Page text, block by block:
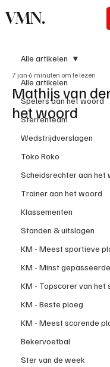
VMN.
Alle artikelen
Spelers aan het woord
Sterrenteam
Wedstrijdverslagen
Toko Roko
Scheidsrechter aan het
Trainer aan het woord
Klassementen
Standen & uitslagen
KM - Meest sportieve
KM - Minst
KM - Topscorer van het
KM - Beste ploeg
KM - Meest scorende
Bekervoetbal
Ster van de week
Alle artikelen
Mathijs van
het woord
7 jan 6 minuten om te lezen